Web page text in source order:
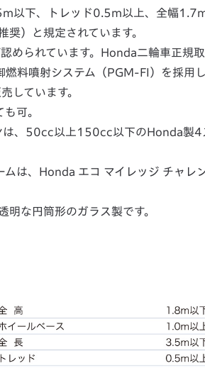
以下、トレッド0.5m以上、全幅
）と規定されています。
られています。Honda二輪車正規取
料噴射システム（PGM-FI）を採用
しています。
可。
、50cc以上150cc以下のHonda製4
は、Honda エコ マイレッジ チャレ
な円筒形のガラス製です。